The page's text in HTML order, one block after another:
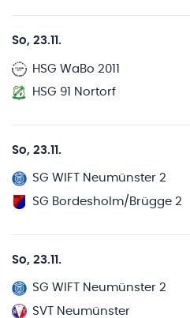
So, 23.11.
HSG WaBo 2011
HSG 91 Nortorf
So, 23.11.
SG WIFT Neumünster 2
SG Bordesholm/Brügge 2
So, 23.11.
SG WIFT Neumünster 2
SVT Neumünster